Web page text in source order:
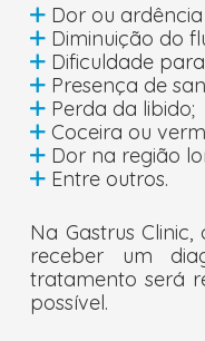
Dor ou
Diminuição do
Dificuldade
Presença de
Perda da libido;
Coceira ou
Dor na região
Entre outros.
Na Gastrus
receber um
tratamento será
possível.